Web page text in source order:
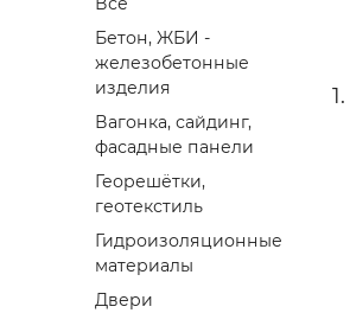
Бетон, ЖБИ -
железобетонные
изделия
Вагонка, сайдинг,
фасадные панели
Георешётки,
геотекстиль
Гидроизоляционные
материалы
Двери